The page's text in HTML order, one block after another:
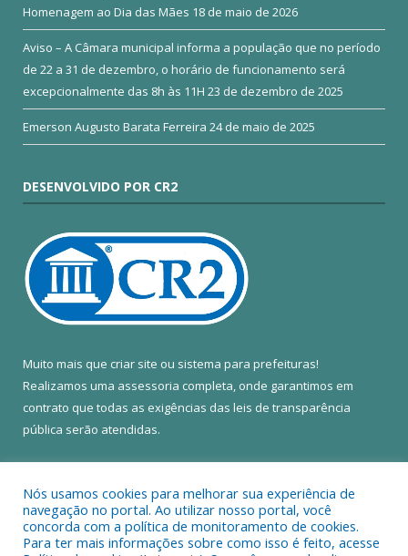
Homenagem ao Dia das Mães 18 de maio de 2026
Aviso – A Câmara municipal informa a população que no período
de 22 a 31 de dezembro, o horário de funcionamento será
excepcionalmente das 8h às 11H 23 de dezembro de 2025
Emerson Augusto Barata Ferreira 24 de maio de 2025
DESENVOLVIDO POR CR2
Muito mais que criar site ou sistema para prefeituras!
Realizamos uma assessoria completa, onde garantimos em
contrato que todas as exigências das leis de transparência
pública serão atendidas.
Nós usamos cookies para melhorar sua experiência de
navegação no portal. Ao utilizar nosso portal, você
concorda com a política de monitoramento de cookies.
Para ter mais informações sobre como isso é feito, acesse